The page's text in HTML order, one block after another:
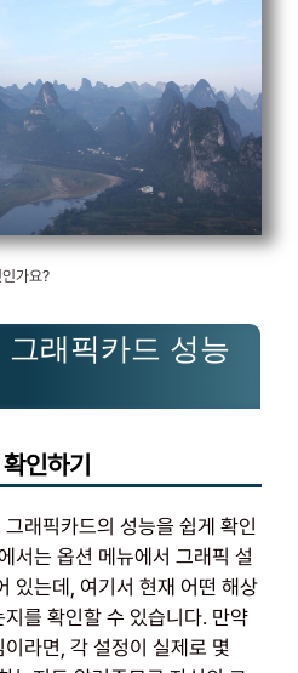
가요?
래픽카드 성능
인하기
래픽카드의 성능을 쉽게 확인
서는 옵션 메뉴에서 그래픽 설
있는데, 여기서 현재 어떤 해상
를 확인할 수 있습니다. 만약
라면, 각 설정이 실제로 몇